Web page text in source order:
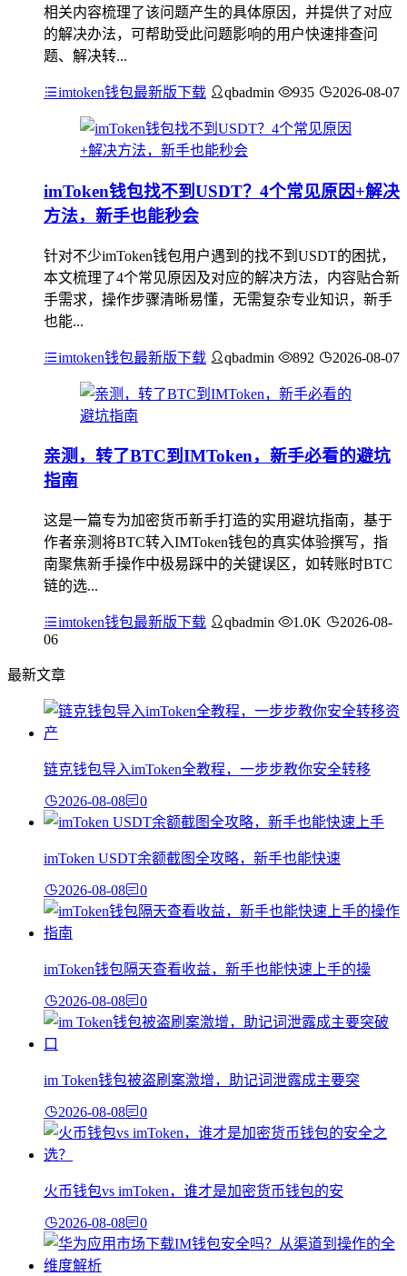
相关内容梳理了该问题产生的具体原因，并提供了对应
的解决办法，可帮助受此问题影响的用户快速排查问
题、解决转...
imtoken钱包最新版下载 qbadmin 935 2026-08-07
imToken钱包找不到USDT？4个常见原因+解决
方法，新手也能秒会
针对不少imToken钱包用户遇到的找不到USDT的困扰，
本文梳理了4个常见原因及对应的解决方法，内容贴合新
手需求，操作步骤清晰易懂，无需复杂专业知识，新手
也能...
imtoken钱包最新版下载 qbadmin 892 2026-08-07
亲测，转了BTC到IMToken，新手必看的避坑
指南
这是一篇专为加密货币新手打造的实用避坑指南，基于
作者亲测将BTC转入IMToken钱包的真实体验撰写，指
南聚焦新手操作中极易踩中的关键误区，如转账时BTC
链的选...
imtoken钱包最新版下载 qbadmin 1.0K
2026-08-
06
最新文章
链克钱包导入imToken全教程，一步步教你安全转移
2026-08-08 0
imToken USDT余额截图全攻略，新手也能快速
2026-08-08 0
imToken钱包隔天查看收益，新手也能快速上手的操
2026-08-08 0
im Token钱包被盗刷案激增，助记词泄露成主要突
2026-08-08 0
火币钱包vs imToken，谁才是加密货币钱包的安
2026-08-08 0